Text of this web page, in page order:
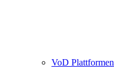
VoD Plattformen